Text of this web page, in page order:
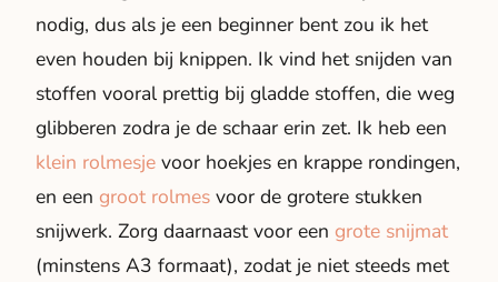
nodig, dus als je een beginner bent zou ik het
even houden bij knippen. Ik vind het snijden van
stoffen vooral prettig bij gladde stoffen, die weg
glibberen zodra je de schaar erin zet. Ik heb een
klein rolmesje voor hoekjes en krappe rondingen,
en een groot rolmes voor de grotere stukken
snijwerk. Zorg daarnaast voor een grote snijmat
(minstens A3 formaat), zodat je niet steeds met